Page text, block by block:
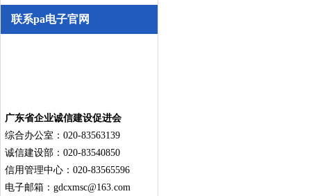
联系pa电子官网
广东省企业诚信建设促进会
综合办公室：020-83563139
诚信建设部：020-83540850
信用管理中心：020-83565596
电子邮箱： gdcxmsc@163.com